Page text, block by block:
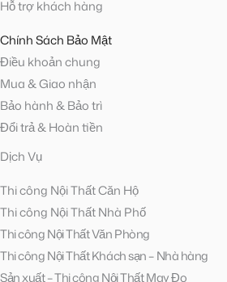
Hỗ trợ khách hàng
Chính Sách Bảo Mật
Điều khoản chung
Mua & Giao nhận
Bảo hành & Bảo trì
Đổi trả & Hoàn tiền
Dịch Vụ
Thi công Nội Thất Căn Hộ
Thi công Nội Thất Nhà Phố
Thi công Nội Thất Văn Phòng
Thi công Nội Thất Khách sạn – Nhà hàng
Sản xuất – Thi công Nội Thất May Đo